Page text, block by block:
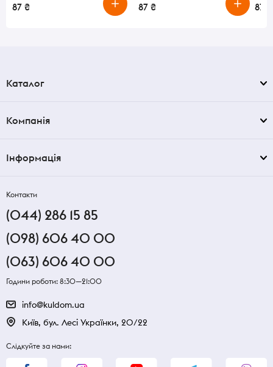
87 ₴ 87 ₴ 87 ₴
Каталог
Компанія
Інформація
Контакти
(044) 286 15 85
(098) 606 40 00
(063) 606 40 00
Години роботи: 8:30—21:00
info@kuldom.ua
Київ, бул. Лесі Українки, 20/22
Слідкуйте за нами: